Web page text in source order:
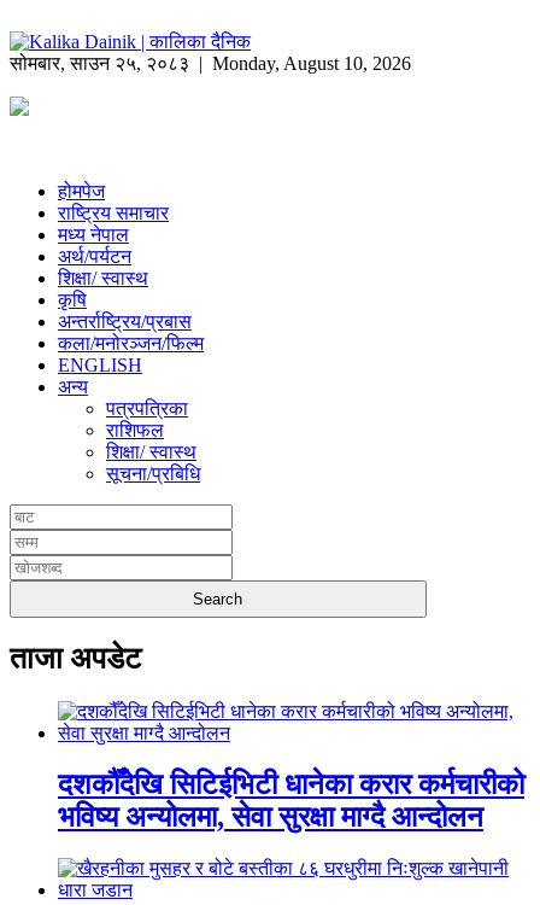
सोमबार,साउन २५, २०८३ | Monday, August 10, 2026
होमपेज
राष्ट्रिय समाचार
मध्य नेपाल
अर्थ/पर्यटन
शिक्षा/ स्वास्थ
कृषि
अन्तर्राष्ट्रिय/प्रबास
कला/मनोरञ्जन/फिल्म
ENGLISH
अन्य
पत्रपत्रिका
राशिफल
शिक्षा/ स्वास्थ
सूचना/प्रबिधि
ताजा अपडेट
दशकौँदेखि सिटिईभिटी धानेका करार कर्मचारीको
भविष्य अन्योलमा, सेवा सुरक्षा माग्दै आन्दोलन